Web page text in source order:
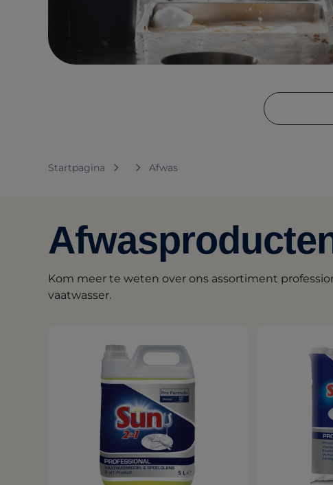
Startpagina Afwas
Kom meer te weten over ons assortiment
vaatwasser.